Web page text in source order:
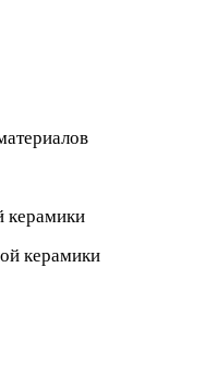
керамики
керамики